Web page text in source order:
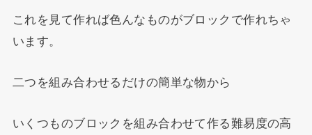
これを見て作れば色んなものがブロックで作れちゃ
います。
二つを組み合わせるだけの簡単な物から
いくつものブロックを組み合わせて作る難易度の高